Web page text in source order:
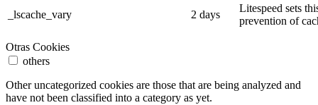
_lscache_vary 2 days
Litespeed sets
prevention of
Otras Cookies
others
Other uncategorized cookies are those that are being analyzed and
have not been classified into a category as yet.